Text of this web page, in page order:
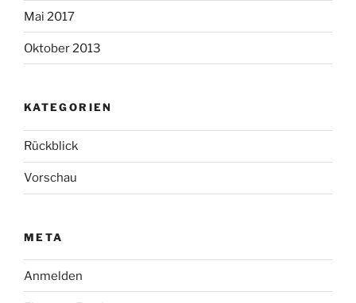
Mai 2017
Oktober 2013
KATEGORIEN
Rückblick
Vorschau
META
Anmelden